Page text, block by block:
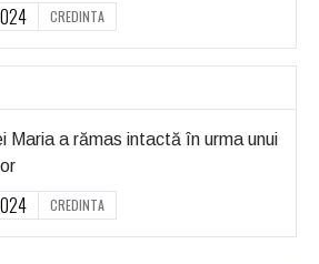
CREDINTA
Maria a rămas intactă în urma unui
CREDINTA